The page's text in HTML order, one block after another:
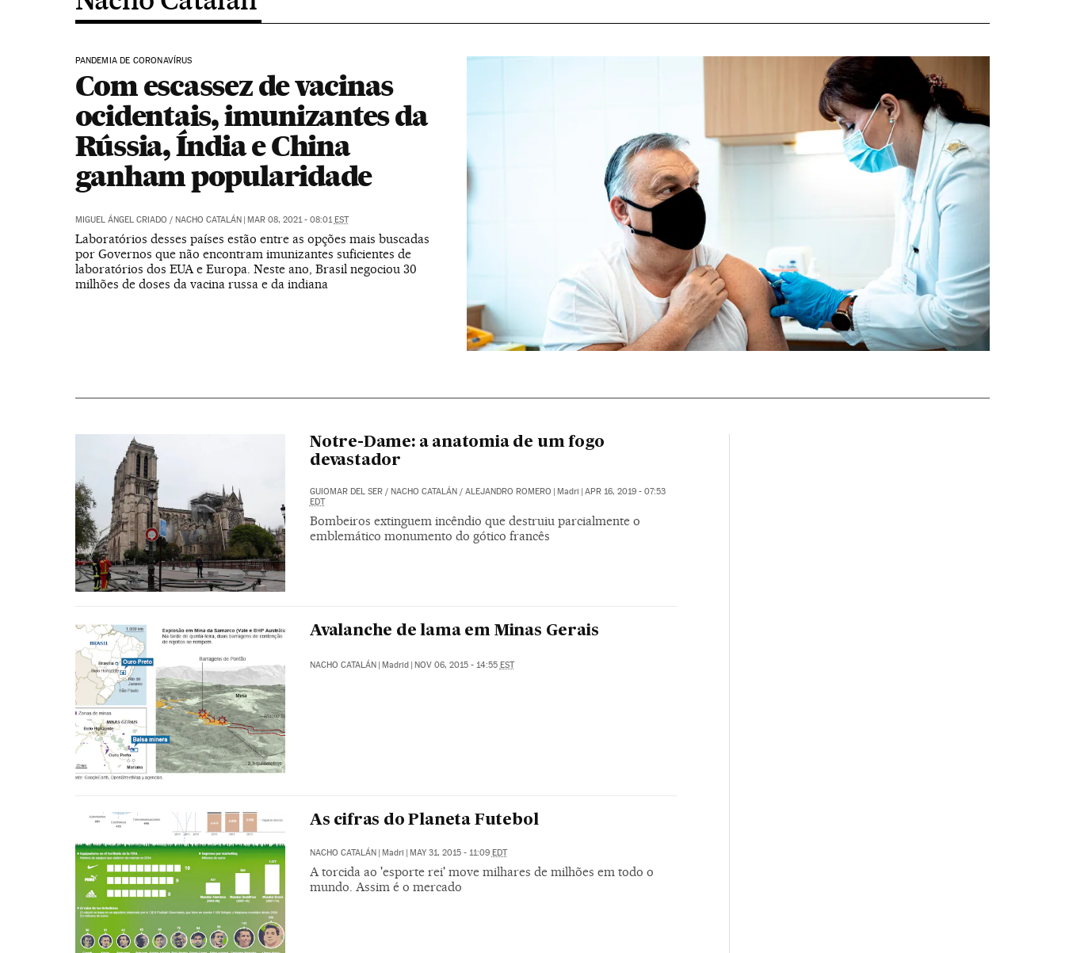
PANDEMIA DE CORONAVÍRUS
Com escassez de vacinas
ocidentais, imunizantes da
Rússia, Índia e China
ganham popularidade
MIGUEL ÁNGEL CRIADO / NACHO CATALÁN | MAR 08, 2021 - 08:01EST
Laboratórios desses países estão entre as opções mais buscadas
por Governos que não encontram imunizantes suficientes de
laboratórios dos EUA e Europa. Neste ano, Brasil negociou 30
milhões de doses da vacina russa e da indiana
Notre-Dame: a anatomia de um fogo
devastador
GUIOMAR DEL SER/ NACHO CATALÁN/ ALEJANDRO ROMERO | Madri | APR 16, 2019 - 07:53
EDT
Bombeiros extinguem incêndio que destruiu parcialmente o
emblemático monumento do gótico francês
Avalanche de lama em Minas Gerais
NACHO CATALÁN | Madrid | NOV 06, 2015 - 14:55 EST
As cifras do Planeta Futebol
NACHO CATALÁN | Madri | MAY 31, 2015 - 11:09 EDT
A torcida ao 'esporte rei' move milhares de milhões em todo o
mundo. Assim é o mercado